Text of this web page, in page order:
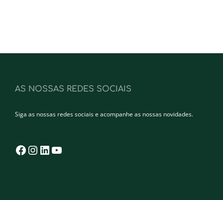
AS NOSSAS REDES SOCIAIS
Siga as nossas redes sociais e acompanhe as nossas novidades.
Facebook
Instagram
LinkedIn